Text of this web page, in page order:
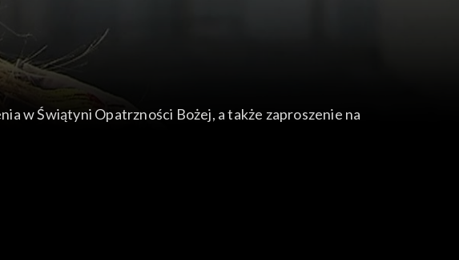
w Świątyni Opatrzności Bożej, a także zaproszenie na